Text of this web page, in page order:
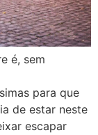
é, sem
para que
de estar neste
escapar